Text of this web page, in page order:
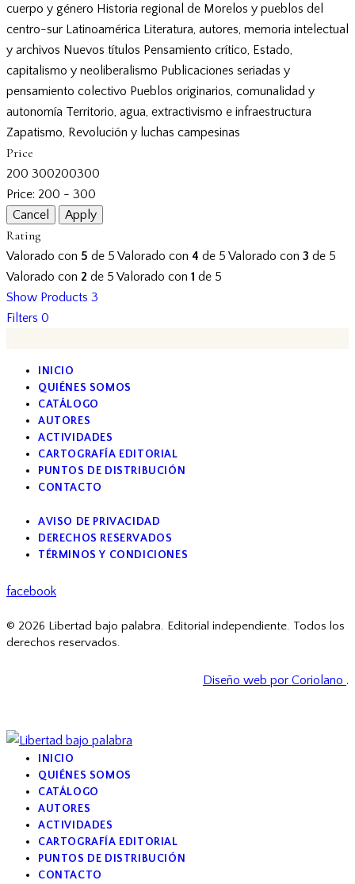
cuerpo y género Historia regional de Morelos y pueblos del
centro-sur Latinoamérica Literatura, autores, memoria intelectual
y archivos Nuevos títulos Pensamiento crítico, Estado,
capitalismo y neoliberalismo Publicaciones seriadas y
pensamiento colectivo Pueblos originarios, comunalidad y
autonomía Territorio, agua, extractivismo e infraestructura
Zapatismo, Revolución y luchas campesinas
Price
200 300200300
Price: 200 - 300
Rating
Valorado con 5 de 5 Valorado con 4 de 5 Valorado con 3 de 5
Valorado con 2 de 5 Valorado con 1 de 5
Show Products 3
Filters 0
INICIO
QUIÉNES SOMOS
CATÁLOGO
AUTORES
ACTIVIDADES
CARTOGRAFÍA EDITORIAL
PUNTOS DE DISTRIBUCIÓN
CONTACTO
AVISO DE PRIVACIDAD
DERECHOS RESERVADOS
TÉRMINOS Y CONDICIONES
facebook
© 2026 Libertad bajo palabra. Editorial independiente. Todos los
derechos reservados.
Diseño web por Coriolano .
INICIO
QUIÉNES SOMOS
CATÁLOGO
AUTORES
ACTIVIDADES
CARTOGRAFÍA EDITORIAL
PUNTOS DE DISTRIBUCIÓN
CONTACTO